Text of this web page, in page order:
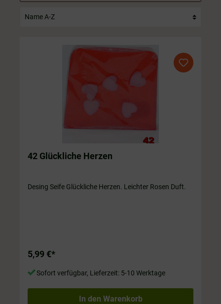
42 Glückliche Herzen
Desing Seife Glückliche Herzen. Leichter Rosen Duft.
5,99 €*
Sofort verfügbar, Lieferzeit: 5-10 Werktage
In den Warenkorb